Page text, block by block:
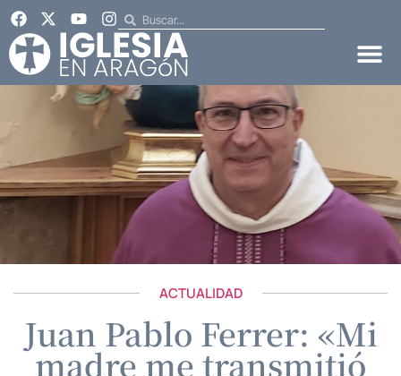
ACTUALIDAD
Juan Pablo Ferrer: «Mi
madre me transmitió